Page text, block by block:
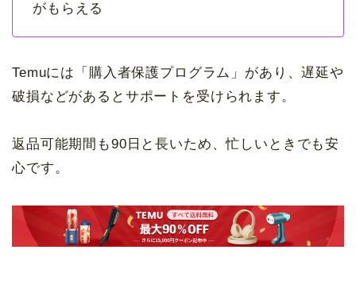
がもらえる
Temuには「購入者保護プログラム」があり、遅延や
破損などがあるとサポートを受けられます。
返品可能期間も90日と長いため、忙しいときでも安
心です。